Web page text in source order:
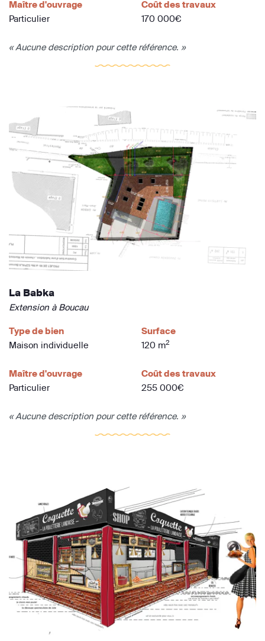
Maître d'ouvrage
Particulier
Coût des travaux
170 000€
« Aucune description pour cette référence. »
La Babka
Extension à Boucau
Type de bien
Maison individuelle
Surface
120 m2
Maître d'ouvrage
Particulier
Coût des travaux
255 000€
« Aucune description pour cette référence. »